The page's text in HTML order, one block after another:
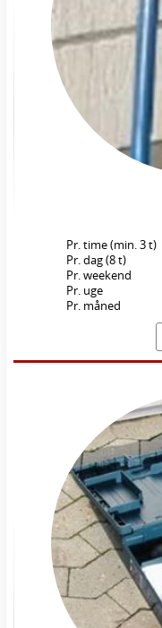
Pr. time (min. 3 t)
Pr. dag (8 t)
Pr. weekend
Pr. uge
Pr. måned